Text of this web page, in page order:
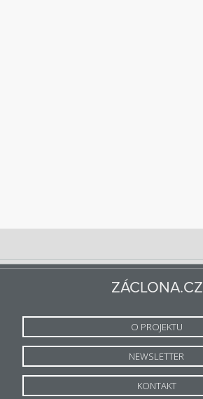
ZÁCLONA.CZ
O PROJEKTU
NEWSLETTER
KONTAKT